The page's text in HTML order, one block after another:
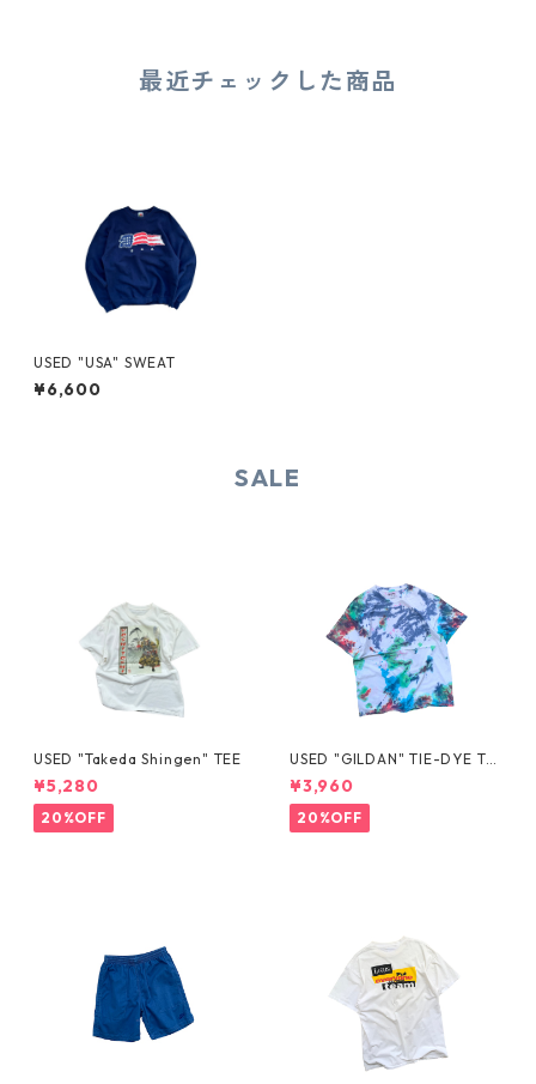
最近チェックした商品
USED "USA" SWEAT
¥6,600
SALE
USED "Takeda Shingen" TEE
¥5,280
20%OFF
USED "GILDAN" TIE-DYE TE
E
¥3,960
20%OFF